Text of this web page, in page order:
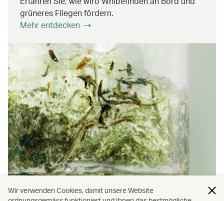
grüneres Fliegen fördern.
Mehr entdecken
Wir verwenden Cookies, damit unsere Website